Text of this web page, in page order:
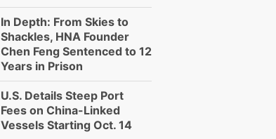
In Depth: From Skies to
Shackles, HNA Founder
Chen Feng Sentenced to 12
Years in Prison
U.S. Details Steep Port
Fees on China-Linked
Vessels Starting Oct. 14